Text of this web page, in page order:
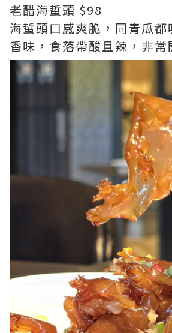
老醋海蜇頭 $98
海蜇頭口感爽脆，同青瓜都
香味，食落帶酸且辣，非常